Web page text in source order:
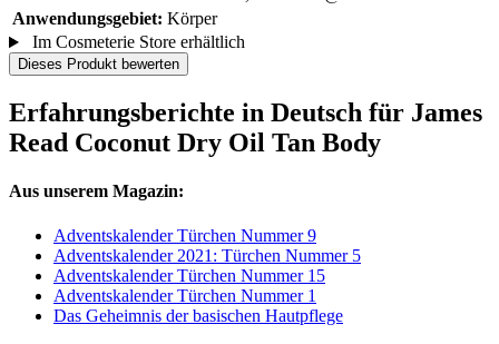
Anwendungsgebiet: Körper
Im Cosmeterie Store erhältlich
Dieses Produkt bewerten
Erfahrungsberichte in Deutsch für James
Read Coconut Dry Oil Tan Body
Aus unserem Magazin:
Adventskalender Türchen Nummer 9
Adventskalender 2021: Türchen Nummer 5
Adventskalender Türchen Nummer 15
Adventskalender Türchen Nummer 1
Das Geheimnis der basischen Hautpflege